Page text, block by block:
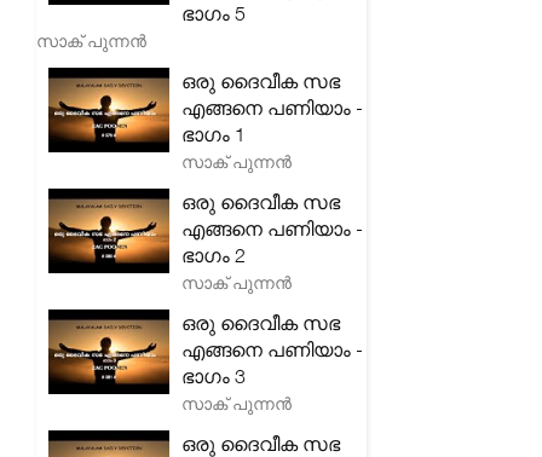
ഭാഗം 5
സാക് പുന്നൻ
ഒരു ദൈവീക സഭ
എങ്ങനെ പണിയാം -
ഭാഗം 1
സാക് പുന്നൻ
ഒരു ദൈവീക സഭ
എങ്ങനെ പണിയാം -
ഭാഗം 2
സാക് പുന്നൻ
ഒരു ദൈവീക സഭ
എങ്ങനെ പണിയാം -
ഭാഗം 3
സാക് പുന്നൻ
ഒരു ദൈവീക സഭ